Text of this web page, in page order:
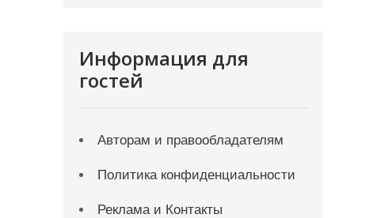
Информация для
гостей
Авторам и правообладателям
Политика конфиденциальности
Реклама и Контакты